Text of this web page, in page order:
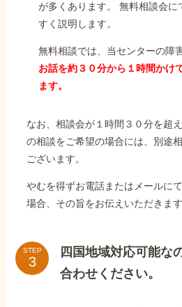
が多くあります。 無料相談会に
すく説明します。
無料相談では、当センターの障
お話を約３０分から１時間かけ
ます。
なお、相談会が１時間３０分を超
の相談をご希望の場合には、別途
ございます。
やむを得ずお電話またはメールに
場合、その旨をお伝えいただきます
STEP
四国地域対応可能な
合わせください。